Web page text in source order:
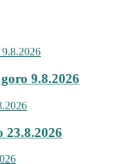
9.8.2026
23.8.2026